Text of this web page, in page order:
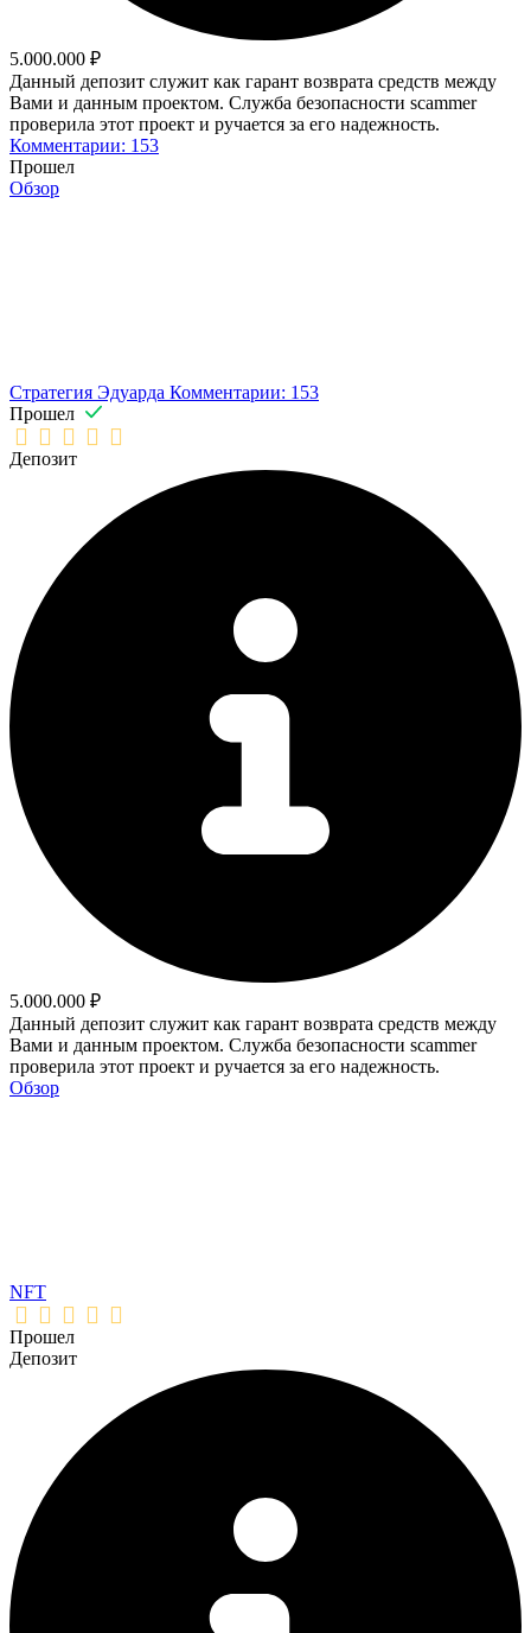
5.000.000 ₽
Данный депозит служит как гарант возврата средств между
Вами и данным проектом. Служба безопасности scammer
проверила этот проект и ручается за его надежность.
Комментарии: 153
Прошел
Обзор
Стратегия Эдуарда Комментарии: 153
Прошел
Депозит
5.000.000 ₽
Данный депозит служит как гарант возврата средств между
Вами и данным проектом. Служба безопасности scammer
проверила этот проект и ручается за его надежность.
Обзор
NFT
Прошел
Депозит